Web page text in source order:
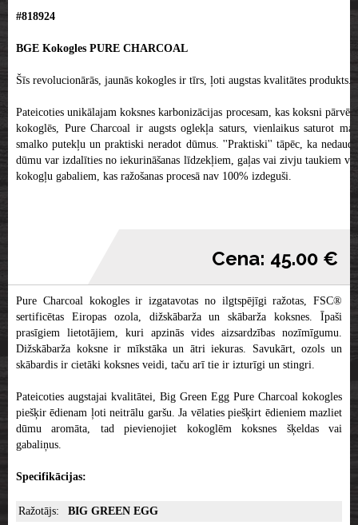
#818924
BGE Kokogles PURE CHARCOAL
Šīs revolucionārās, jaunās kokogles ir tīrs, ļoti augstas kvalitātes produkts.
Pateicoties unikālajam koksnes karbonizācijas procesam, kas koksni pārvērš
kokoglēs, Pure Charcoal ir augsts oglekļa saturs, vienlaikus saturot maz
smalko putekļu un praktiski neradot dūmus. ''Praktiski'' tāpēc, ka nedaudz
dūmu var izdalīties no iekurināšanas līdzekļiem, gaļas vai zivju taukiem vai
kokogļu gabaliem, kas ražošanas procesā nav 100% izdeguši.
Cena: 45.00 €
Pure Charcoal kokogles ir izgatavotas no ilgtspējīgi ražotas, FSC®
sertificētas Eiropas ozola, dižskābarža un skābarža koksnes. Īpaši
prasīgiem lietotājiem, kuri apzinās vides aizsardzības nozīmīgumu.
Dižskābarža koksne ir mīkstāka un ātri iekuras. Savukārt, ozols un
skābardis ir cietāki koksnes veidi, taču arī tie ir izturīgi un stingri.
Pateicoties augstajai kvalitātei, Big Green Egg Pure Charcoal kokogles
piešķir ēdienam ļoti neitrālu garšu. Ja vēlaties piešķirt ēdieniem mazliet
dūmu aromāta, tad pievienojiet kokoglēm koksnes šķeldas vai
gabaliņus.
Specifikācijas:
Ražotājs: BIG GREEN EGG